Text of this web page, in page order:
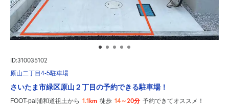
ID:310035102
原山二丁目4-5駐車場
さいたま市緑区原山２丁目の予約できる駐車場！
FOOT-pal浦和道祖土から 1.1km 徒歩 14～20分 予約できてオススメ！